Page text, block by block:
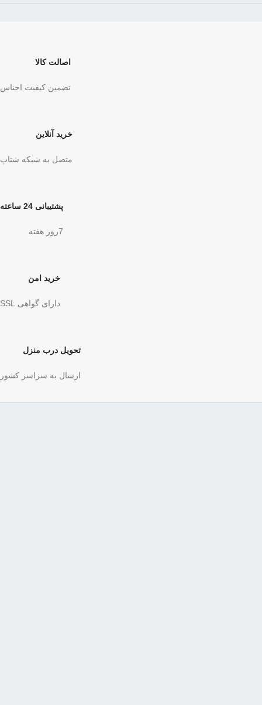
اصالت کالا
تضمین کیفیت اجناس
خرید آنلاین
متصل به شبکه شتاپ
پشتیبانی 24 ساعته
7روز هفته
خرید امن
دارای گواهی SSL
تحویل درب منزل
ارسال به سراسر کشور